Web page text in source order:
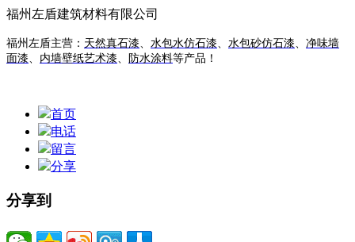
福州左盾建筑材料有限公司
福州左盾主营： 天然真石漆、 水包水仿石漆、 水包砂仿石漆、 净味墙
面漆、 内墙壁纸艺术漆、 防水涂料等产品！
首页
电话
留言
分享
分享到